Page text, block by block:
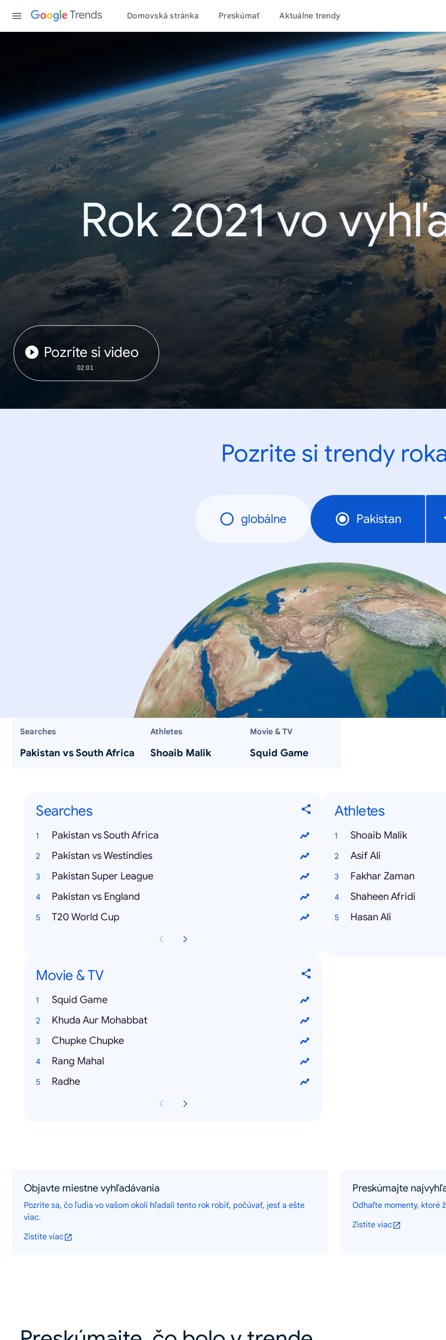
Trends Domovská stránka Preskúmať Aktuálne trendy
Rok 2021 vo
Pozrite si video
02:01
Pozrite si trendy
globálne Pakistan
Searches
Pakistan vs South Africa
Athletes
Shoaib Malik
Movie & TV
Squid Game
Searches
Pakistan vs South Africa
Pakistan vs Westindies
Pakistan Super League
Pakistan vs England
T20 World Cup
Athletes
Shoaib Malik
Asif Ali
Fakhar Zaman
Shaheen Afridi
Hasan Ali
Movie & TV
Squid Game
Khuda Aur Mohabbat
Chupke Chupke
Rang Mahal
Radhe
Objavte miestne vyhľadávania
Pozrite sa, čo ľudia vo vašom okolí hľadali tento rok robiť, počúvať, jesť a ešte
viac.
Zistite viac
Preskúmajte
Odhaľte momenty, ktoré
Zistite viac